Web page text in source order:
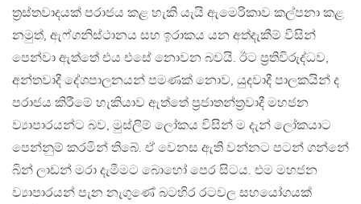
ත්‍රස්තවාදයක් පරාජය කළ හැකි යැයි ඇමෙරිකාව කල්පනා කළ
නමුත්, ඇෆ්ගනිස්ථානය සහ ඉරාකය යන අත්දැකීම් විසින්
පෙන්වා ඇත්තේ එය එසේ නොවන බවයි. ඊට ප්‍රතිවිරුද්ධව,
අන්තවාදී දේශපාලනයන් පමණක් නොව, යුදවාදී පාලකයින් ද
පරාජය කිරීමේ හැකියාව ඇත්තේ ප්‍රජාතන්ත්‍රවාදී මහජන
ව්‍යාපාරයන්ට බව, මුස්ලිම් ලෝකය විසින් ම දැන් ලෝකයාට
පෙන්නුම් කරමින් තිබේ. ඒ වෙනස ඇති වන්නට පටන් ගන්නේ
බින් ලාඩන් මරා දැමීමට බොහෝ පෙර සිටය. එම මහජන
ව්‍යාපාරයන් පැන නැගුණේ බටහිර රටවල සහයෝගයක්